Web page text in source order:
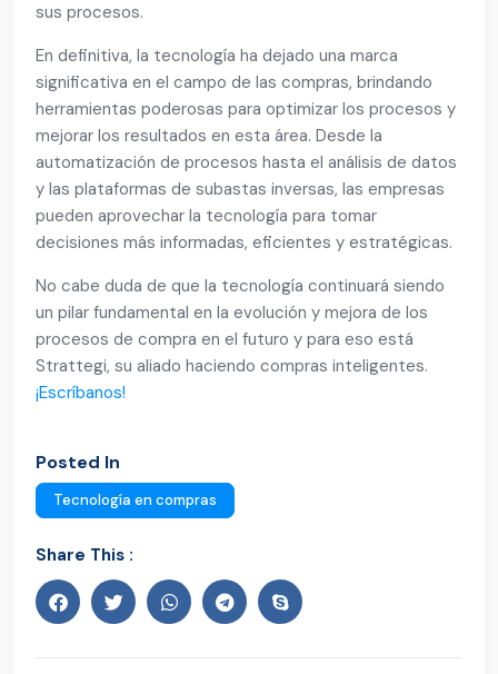
sus procesos.
En definitiva, la tecnología ha dejado una marca
significativa en el campo de las compras, brindando
herramientas poderosas para optimizar los procesos y
mejorar los resultados en esta área. Desde la
automatización de procesos hasta el análisis de datos
y las plataformas de subastas inversas, las empresas
pueden aprovechar la tecnología para tomar
decisiones más informadas, eficientes y estratégicas.
No cabe duda de que la tecnología continuará siendo
un pilar fundamental en la evolución y mejora de los
procesos de compra en el futuro y para eso está
Strattegi, su aliado haciendo compras inteligentes.
¡Escríbanos!
Posted In
Tecnología en compras
Share This :